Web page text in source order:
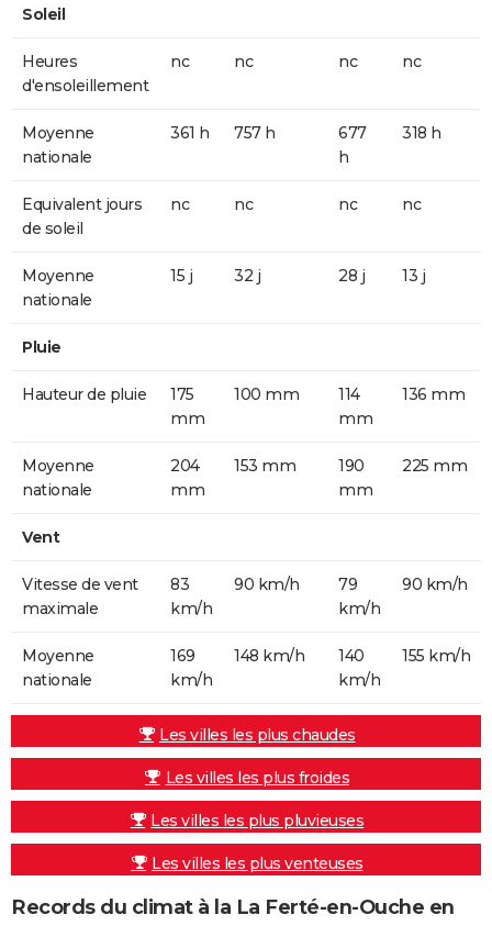
Soleil
Heures
d'ensoleillement
nc nc nc nc
Moyenne
nationale
361 h 757 h
677
h
318 h
Equivalent jours
de soleil
nc nc nc nc
Moyenne
nationale
15 j 32 j 28 j 13 j
Pluie
Hauteur de pluie
175
mm
100 mm
114
mm
136 mm
Moyenne
nationale
204
mm
153 mm
190
mm
225 mm
Vent
Vitesse de vent
maximale
83
km/h
90 km/h
79
km/h
90 km/h
Moyenne
nationale
169
km/h
148 km/h
140
km/h
155 km/h
Les villes les plus chaudes
Les villes les plus froides
Les villes les plus pluvieuses
Les villes les plus venteuses
Records du climat à la La Ferté-en-Ouche en